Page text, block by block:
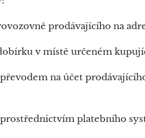
prodávajícího na
v místě určeném
na účet
platebního